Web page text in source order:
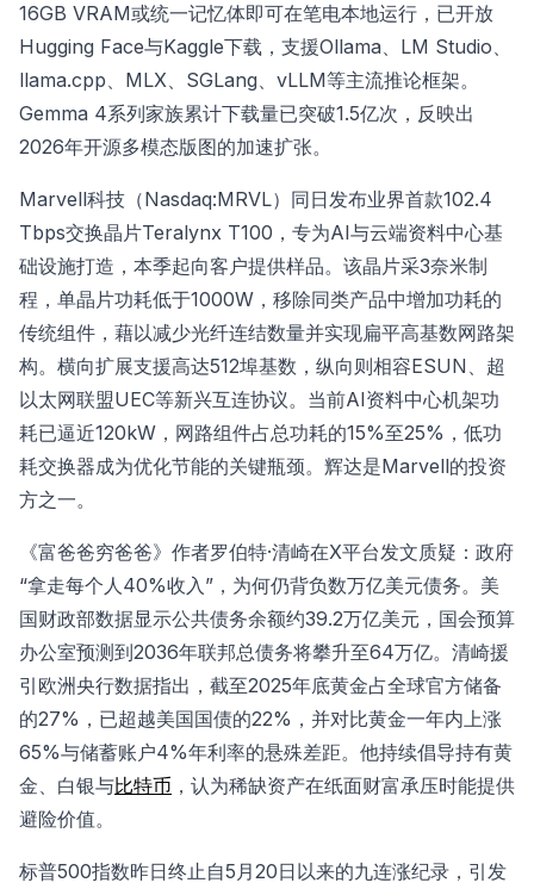
16GB VRAM或统一记忆体即可在笔电本地运行，已开放
Hugging Face与Kaggle下载，支援Ollama、LM Studio、
llama.cpp、MLX、SGLang、vLLM等主流推论框架。
Gemma 4系列家族累计下载量已突破1.5亿次，反映出
2026年开源多模态版图的加速扩张。
Marvell科技（Nasdaq:MRVL）同日发布业界首款102.4
Tbps交换晶片Teralynx T100，专为AI与云端资料中心基
础设施打造，本季起向客户提供样品。该晶片采3奈米制
程，单晶片功耗低于1000W，移除同类产品中增加功耗的
传统组件，藉以减少光纤连结数量并实现扁平高基数网路架
构。横向扩展支援高达512埠基数，纵向则相容ESUN、超
以太网联盟UEC等新兴互连协议。当前AI资料中心机架功
耗已逼近120kW，网路组件占总功耗的15%至25%，低功
耗交换器成为优化节能的关键瓶颈。辉达是Marvell的投资
方之一。
《富爸爸穷爸爸》作者罗伯特·清崎在X平台发文质疑：政府
“拿走每个人40%收入”，为何仍背负数万亿美元债务。美
国财政部数据显示公共债务余额约39.2万亿美元，国会预算
办公室预测到2036年联邦总债务将攀升至64万亿。清崎援
引欧洲央行数据指出，截至2025年底黄金占全球官方储备
的27%，已超越美国国债的22%，并对比黄金一年内上涨
65%与储蓄账户4%年利率的悬殊差距。他持续倡导持有黄
金、白银与比特币 ，认为稀缺资产在纸面财富承压时能提供
避险价值。
标普500指数昨日终止自5月20日以来的九连涨纪录，引发